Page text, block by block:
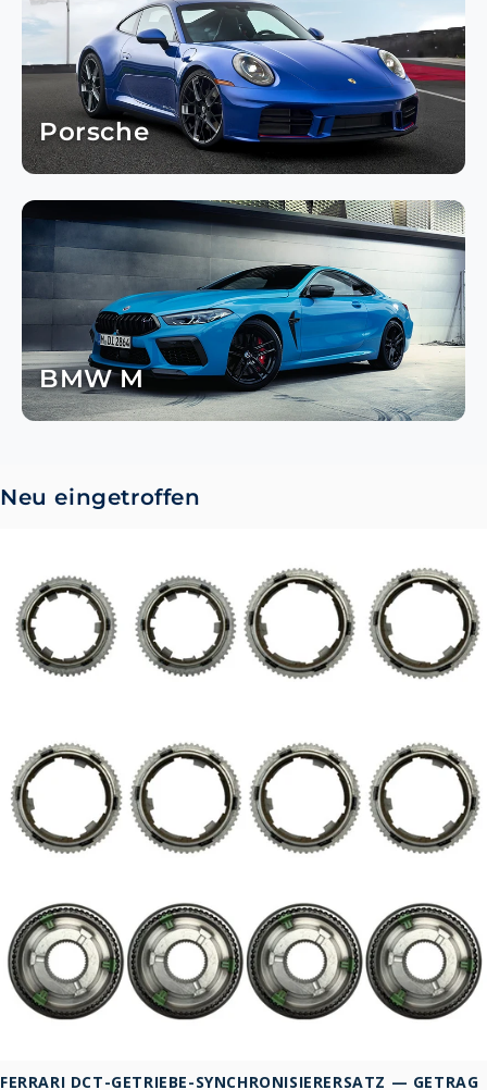
Porsche
BMW M
Neu eingetroffen
FERRARI DCT-GETRIEBE-SYNCHRONISIERERSATZ — GETRAG